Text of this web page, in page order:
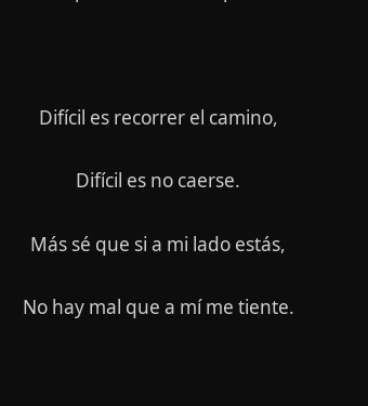
Difícil es recorrer el camino,
Difícil es no caerse.
Más sé que si a mi lado estás,
No hay mal que a mí me tiente.